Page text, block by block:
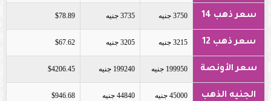
سعر ذهب 14 3750 جنيه 3735 جنيه $78.89
سعر ذهب 12 3215 جنيه 3205 جنيه $67.62
سعر الأونصة 199950 جنيه 199240 جنيه $4206.45
الجنيه الذهب 45000 جنيه 44840 جنيه $946.68